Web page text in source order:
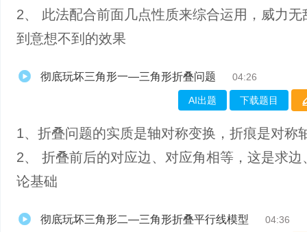
2、 此法配合前面几点性质来综合运用，威力无
到意想不到的效果
彻底玩坏三角形一—三角形折叠问题 04:26
AI出题 下载题目
1、折叠问题的实质是轴对称变换，折痕是对称
2、 折叠前后的对应边、对应角相等，这是求边
论基础
彻底玩坏三角形二—三角形折叠平行线模型 04:36